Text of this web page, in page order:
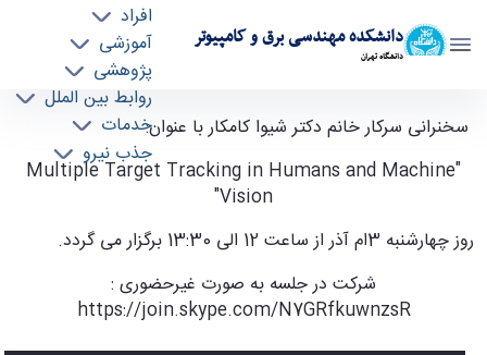
دانشکده مهندسی برق و کامپیوتر
دانشگاه تهران
افراد
آموزشی
پژوهشی
روابط بین الملل
خدمات
جذب نیرو
سخنرانی سرکار خانم دکتر شیوا کامکار - ece-
دانشکده مهندسی برق و کامپیوتر
سخنرانی سرکار خانم دکتر شیوا کامکار با عنوان:
"Multiple Target Tracking in Humans and Machine
Vision"
روز چهارشنبه 3ام آذر از ساعت 12 الی 13:30 برگزار می گردد.
شرکت در جلسه به صورت غیرحضوری :
https://join.skype.com/N7GRfkuwnzsR